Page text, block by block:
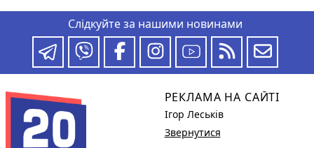
Слідкуйте за нашими новинами
РЕКЛАМА НА САЙТІ
Ігор Леськів
Звернутися